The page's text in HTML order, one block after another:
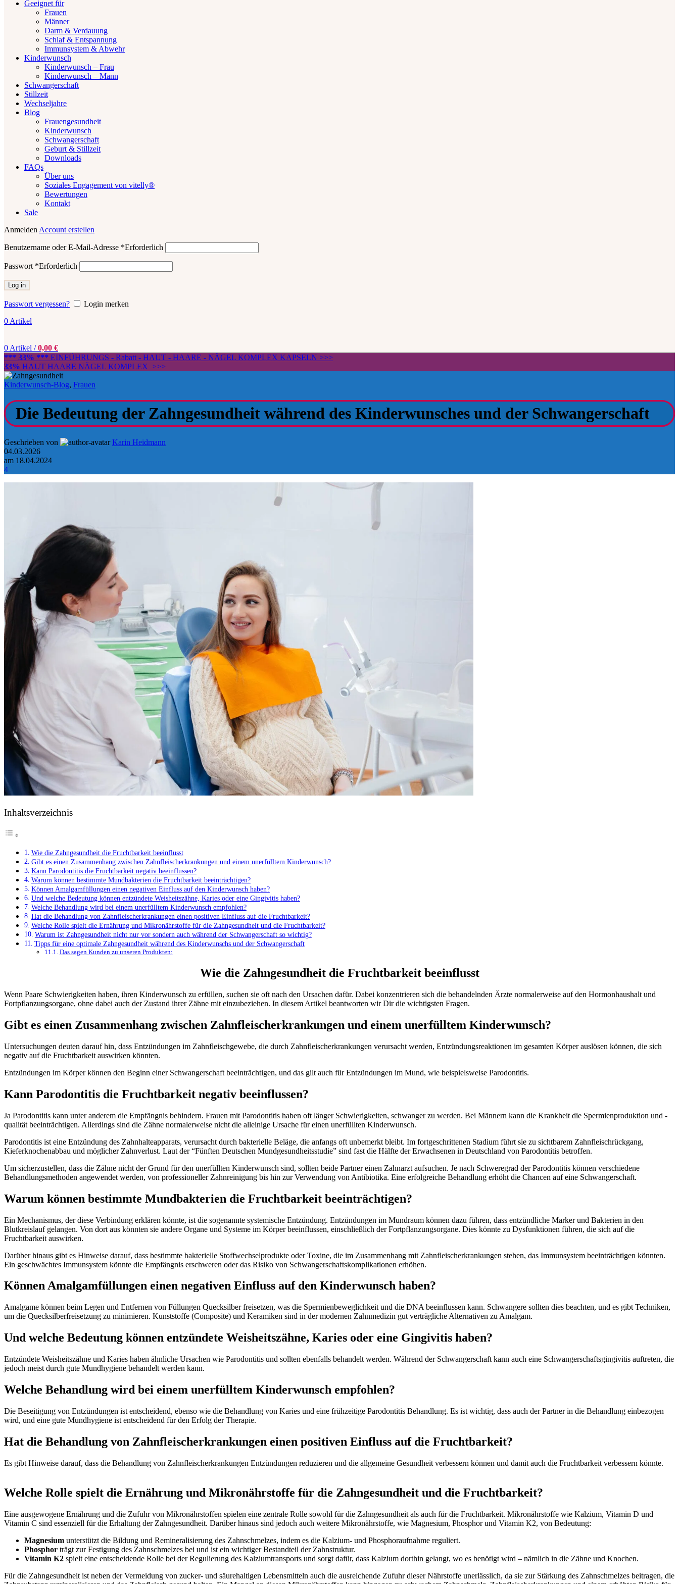
Geeignet für
Frauen
Männer
Darm & Verdauung
Schlaf & Entspannung
Immunsystem & Abwehr
Kinderwunsch
Kinderwunsch – Frau
Kinderwunsch – Mann
Schwangerschaft
Stillzeit
Wechseljahre
Blog
Frauengesundheit
Kinderwunsch
Schwangerschaft
Geburt & Stillzeit
Downloads
FAQs
Über uns
Soziales Engagement von vitelly®
Bewertungen
Kontakt
Sale
Anmelden Account erstellen
Benutzername oder E-Mail-Adresse *Erforderlich
Passwort *Erforderlich
Log in
Passwort vergessen?
Login merken
0 Artikel
0 Artikel / 0,00 €
*** 33% *** EINFÜHRUNGS - Rabatt - HAUT - HAARE - NÄGEL KOMPLEX KAPSELN >>>
33% HAUT HAARE NÄGEL KOMPLEX >>>
Kinderwunsch-Blog, Frauen
Die Bedeutung der Zahngesundheit während des Kinderwunsches und der Schwangerschaft
Geschrieben von
Karin Heidmann
04.03.2026
am 18.04.2024
4
Inhaltsverzeichnis
Wie die Zahngesundheit die Fruchtbarkeit beeinflusst
Gibt es einen Zusammenhang zwischen Zahnfleischerkrankungen und einem unerfülltem Kinderwunsch?
Kann Parodontitis die Fruchtbarkeit negativ beeinflussen?
Warum können bestimmte Mundbakterien die Fruchtbarkeit beeinträchtigen?
Können Amalgamfüllungen einen negativen Einfluss auf den Kinderwunsch haben?
Und welche Bedeutung können entzündete Weisheitszähne, Karies oder eine Gingivitis haben?
Welche Behandlung wird bei einem unerfülltem Kinderwunsch empfohlen?
Hat die Behandlung von Zahnfleischerkrankungen einen positiven Einfluss auf die Fruchtbarkeit?
Welche Rolle spielt die Ernährung und Mikronährstoffe für die Zahngesundheit und die Fruchtbarkeit?
Warum ist Zahngesundheit nicht nur vor sondern auch während der Schwangerschaft so wichtig?
Tipps für eine optimale Zahngesundheit während des Kinderwunschs und der Schwangerschaft
Das sagen Kunden zu unseren Produkten:
Wie die Zahngesundheit die Fruchtbarkeit beeinflusst
Wenn Paare Schwierigkeiten haben, ihren Kinderwunsch zu erfüllen, suchen sie oft nach den Ursachen dafür. Dabei konzentrieren sich die behandelnden Ärzte normalerweise auf den Hormonhaushalt und
Fortpflanzungsorgane, ohne dabei auch der Zustand ihrer Zähne mit einzubeziehen. In diesem Artikel beantworten wir Dir die wichtigsten Fragen.
Gibt es einen Zusammenhang zwischen Zahnfleischerkrankungen und einem unerfülltem Kinderwunsch?
Untersuchungen deuten darauf hin, dass Entzündungen im Zahnfleischgewebe, die durch Zahnfleischerkrankungen verursacht werden, Entzündungsreaktionen im gesamten Körper auslösen können, die sich
negativ auf die Fruchtbarkeit auswirken könnten.
Entzündungen im Körper können den Beginn einer Schwangerschaft beeinträchtigen, und das gilt auch für Entzündungen im Mund, wie beispielsweise Parodontitis.
Kann Parodontitis die Fruchtbarkeit negativ beeinflussen?
Ja Parodontitis kann unter anderem die Empfängnis behindern. Frauen mit Parodontitis haben oft länger Schwierigkeiten, schwanger zu werden. Bei Männern kann die Krankheit die Spermienproduktion und -
qualität beeinträchtigen. Allerdings sind die Zähne normalerweise nicht die alleinige Ursache für einen unerfüllten Kinderwunsch.
Parodontitis ist eine Entzündung des Zahnhalteapparats, verursacht durch bakterielle Beläge, die anfangs oft unbemerkt bleibt. Im fortgeschrittenen Stadium führt sie zu sichtbarem Zahnfleischrückgang,
Kieferknochenabbau und möglicher Zahnverlust. Laut der “Fünften Deutschen Mundgesundheitsstudie” sind fast die Hälfte der Erwachsenen in Deutschland von Parodontitis betroffen.
Um sicherzustellen, dass die Zähne nicht der Grund für den unerfüllten Kinderwunsch sind, sollten beide Partner einen Zahnarzt aufsuchen. Je nach Schweregrad der Parodontitis können verschiedene
Behandlungsmethoden angewendet werden, von professioneller Zahnreinigung bis hin zur Verwendung von Antibiotika. Eine erfolgreiche Behandlung erhöht die Chancen auf eine Schwangerschaft.
Warum können bestimmte Mundbakterien die Fruchtbarkeit beeinträchtigen?
Ein Mechanismus, der diese Verbindung erklären könnte, ist die sogenannte systemische Entzündung. Entzündungen im Mundraum können dazu führen, dass entzündliche Marker und Bakterien in den
Blutkreislauf gelangen. Von dort aus könnten sie andere Organe und Systeme im Körper beeinflussen, einschließlich der Fortpflanzungsorgane. Dies könnte zu Dysfunktionen führen, die sich auf die
Fruchtbarkeit auswirken.
Darüber hinaus gibt es Hinweise darauf, dass bestimmte bakterielle Stoffwechselprodukte oder Toxine, die im Zusammenhang mit Zahnfleischerkrankungen stehen, das Immunsystem beeinträchtigen könnten.
Ein geschwächtes Immunsystem könnte die Empfängnis erschweren oder das Risiko von Schwangerschaftskomplikationen erhöhen.
Können Amalgamfüllungen einen negativen Einfluss auf den Kinderwunsch haben?
Amalgame können beim Legen und Entfernen von Füllungen Quecksilber freisetzen, was die Spermienbeweglichkeit und die DNA beeinflussen kann. Schwangere sollten dies beachten, und es gibt Techniken,
um die Quecksilberfreisetzung zu minimieren. Kunststoffe (Composite) und Keramiken sind in der modernen Zahnmedizin gut verträgliche Alternativen zu Amalgam.
Und welche Bedeutung können entzündete Weisheitszähne, Karies oder eine Gingivitis haben?
Entzündete Weisheitszähne und Karies haben ähnliche Ursachen wie Parodontitis und sollten ebenfalls behandelt werden. Während der Schwangerschaft kann auch eine Schwangerschaftsgingivitis auftreten, die
jedoch meist durch gute Mundhygiene behandelt werden kann.
Welche Behandlung wird bei einem unerfülltem Kinderwunsch empfohlen?
Die Beseitigung von Entzündungen ist entscheidend, ebenso wie die Behandlung von Karies und eine frühzeitige Parodontitis Behandlung. Es ist wichtig, dass auch der Partner in die Behandlung einbezogen
wird, und eine gute Mundhygiene ist entscheidend für den Erfolg der Therapie.
Hat die Behandlung von Zahnfleischerkrankungen einen positiven Einfluss auf die Fruchtbarkeit?
Es gibt Hinweise darauf, dass die Behandlung von Zahnfleischerkrankungen Entzündungen reduzieren und die allgemeine Gesundheit verbessern können und damit auch die Fruchtbarkeit verbessern könnte.
Welche Rolle spielt die Ernährung und Mikronährstoffe für die Zahngesundheit und die Fruchtbarkeit?
Eine ausgewogene Ernährung und die Zufuhr von Mikronährstoffen spielen eine zentrale Rolle sowohl für die Zahngesundheit als auch für die Fruchtbarkeit. Mikronährstoffe wie Kalzium, Vitamin D und
Vitamin C sind essenziell für die Erhaltung der Zahngesundheit. Darüber hinaus sind jedoch auch weitere Mikronährstoffe, wie Magnesium, Phosphor und Vitamin K2, von Bedeutung:
Magnesium unterstützt die Bildung und Remineralisierung des Zahnschmelzes, indem es die Kalzium- und Phosphoraufnahme reguliert.
Phosphor trägt zur Festigung des Zahnschmelzes bei und ist ein wichtiger Bestandteil der Zahnstruktur.
Vitamin K2 spielt eine entscheidende Rolle bei der Regulierung des Kalziumtransports und sorgt dafür, dass Kalzium dorthin gelangt, wo es benötigt wird – nämlich in die Zähne und Knochen.
Für die Zahngesundheit ist neben der Vermeidung von zucker- und säurehaltigen Lebensmitteln auch die ausreichende Zufuhr dieser Nährstoffe unerlässlich, da sie zur Stärkung des Zahnschmelzes beitragen, die